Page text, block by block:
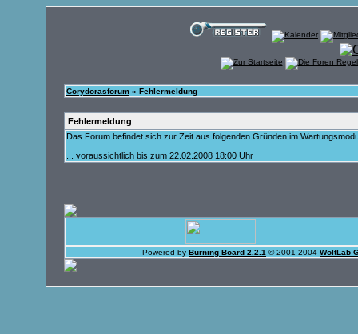
Corydorasforum» Fehlermeldung
Fehlermeldung
Das Forum befindet sich zur Zeit aus folgenden Gründen im
... voraussichtlich bis zum 22.02.2008 18:00 Uhr
Powered by Burning Board 2.2.1 © 2001-2004 WoltLab